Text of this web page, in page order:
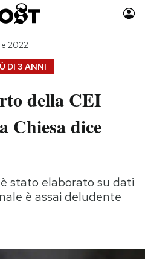
Auto
Moda
Consumismi
Media
DI 3 ANNI
2022
della CEI
Chiesa dice
stato elaborato su dati
è assai deludente